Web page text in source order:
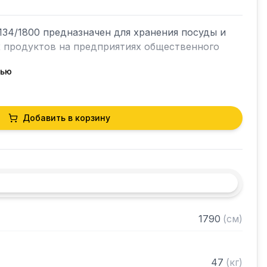
1800 предназначен для хранения посуды и
на предприятиях общественного
разборный
нержавеющей стали марки AISI 304 толщиной
регулируемое с шагом 120 мм
разобранном виде
Добавить в корзину
1790 (см)
47 (кг)